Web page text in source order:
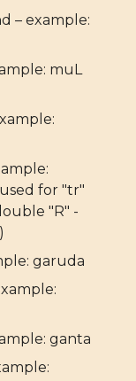
– example:
muL
for "tr"
"R" -
garuda
ganta